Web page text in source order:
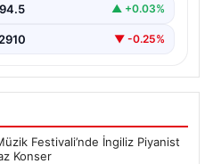
▲ +0.03%
▼ -0.25%
Festivali’nde İngiliz Piyanist
Konser